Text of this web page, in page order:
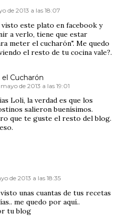
de 2013 a las 18:07
visto este plato en facebook y
a verlo, tiene que estar
meter el cucharón". Me quedo
el resto de tu cocina vale?.
el Cucharón
de 2013 a las 19:01
Loli, la verdad es que los
salieron buenísimos.
que te guste el resto del blog.
de 2013 a las 18:35
unas cuantas de tus recetas
me quedo por aquí..
tu blog